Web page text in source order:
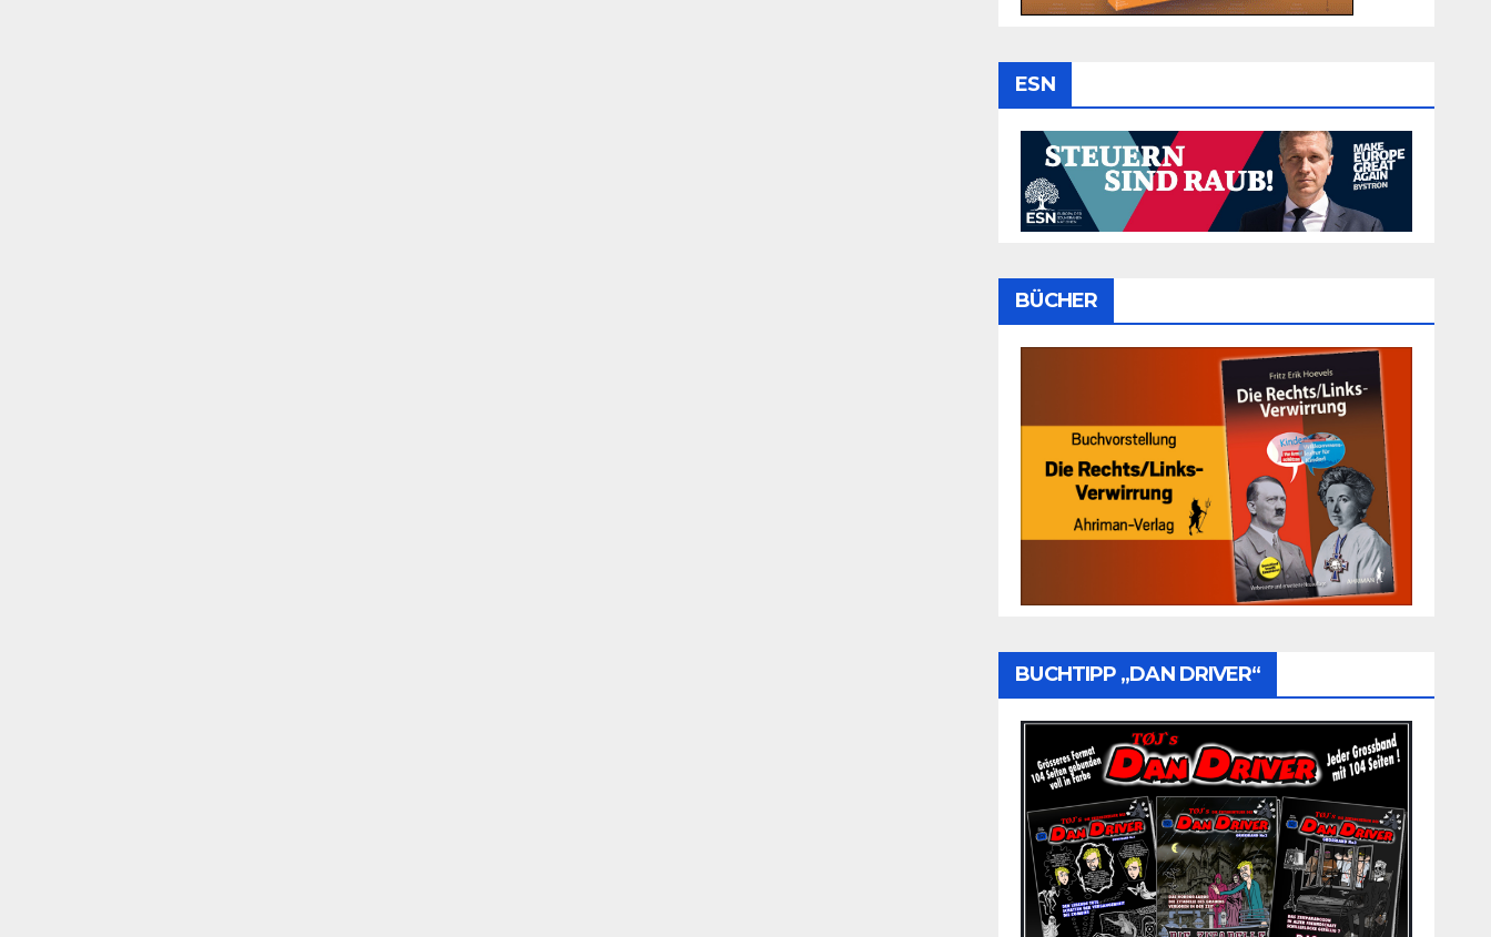
ESN
BÜCHER
BUCHTIPP „DAN DRIVER“